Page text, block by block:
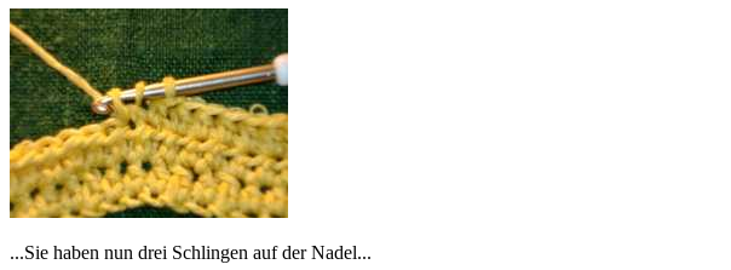
...Sie haben nun drei Schlingen auf der Nadel...